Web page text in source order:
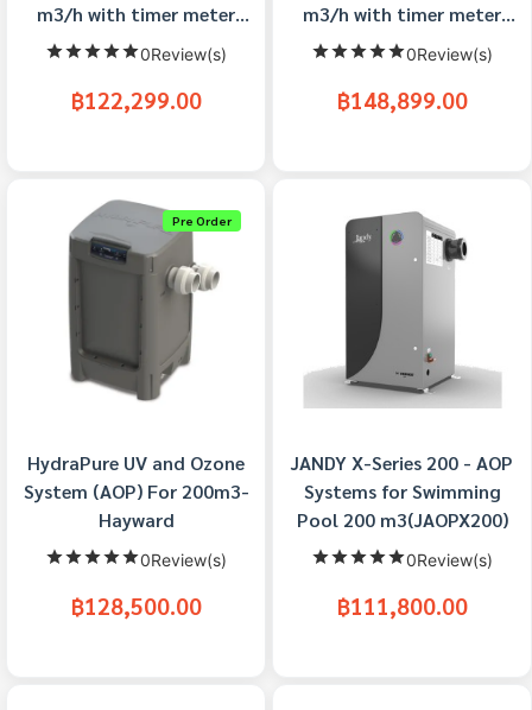
m3/h with timer meter
Astralpool0Review(s)
฿122,299.00
m3/h with timer meter
Astralpool0Review(s)
฿148,899.00
Pre Order
HydraPure UV and Ozone
System (AOP) For 200m3-
Hayward
0Review(s)
฿128,500.00
JANDY X-Series 200 - AOP
Systems for Swimming
Pool 200 m3(JAOPX200)
0Review(s)
฿111,800.00